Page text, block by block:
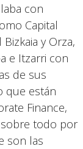
con
Capital
y Orza,
e Itzarri con
de sus
que están
Finance,
sobre todo por
son las